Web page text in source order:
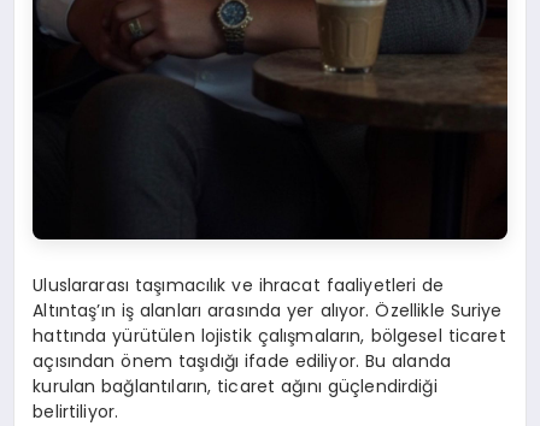
Uluslararası taşımacılık ve ihracat faaliyetleri de
Altıntaş’ın iş alanları arasında yer alıyor. Özellikle Suriye
hattında yürütülen lojistik çalışmaların, bölgesel ticaret
açısından önem taşıdığı ifade ediliyor. Bu alanda
kurulan bağlantıların, ticaret ağını güçlendirdiği
belirtiliyor.